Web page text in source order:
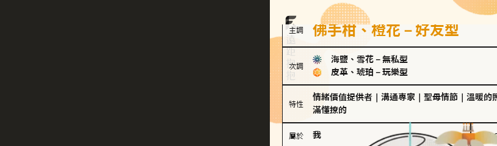
主調 佛手柑、橙花－好友型
次調
海鹽、雪花 － 無私型
皮革、琥珀 － 玩樂型
特性
情緒價值提供者 溝通專家 聖母情節 溫暖的
滿懂撩的
屬於 我 100